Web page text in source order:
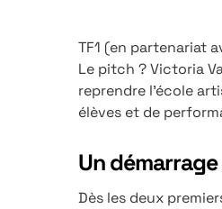
TF1 (en partenariat
Le pitch ? Victoria
reprendre l’école
élèves et de
Un
Dès les deux